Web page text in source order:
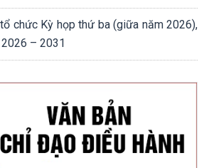
chức Kỳ họp thứ ba (giữa năm 2026),
kỳ 2026 – 2031